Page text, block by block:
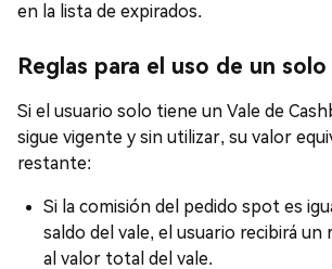
en la lista de expirados.
Reglas para el uso de un solo
Si el usuario solo tiene un Vale de
sigue vigente y sin utilizar, su valor
restante:
Si la comisión del pedido spot es
saldo del vale, el usuario recibirá un
al valor total del vale.